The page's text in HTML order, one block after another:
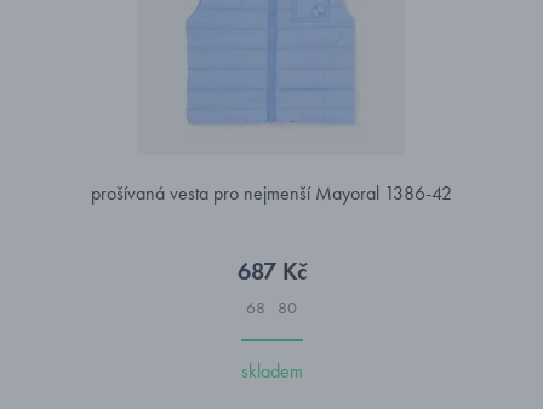
prošívaná vesta pro nejmenší Mayoral 1386-42
687 Kč
68 80
skladem